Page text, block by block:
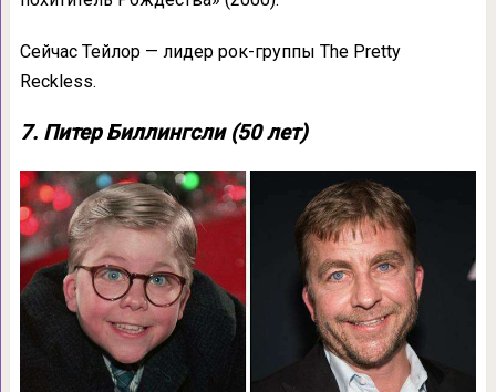
Сейчас Тейлор — лидер рок-группы The Pretty
Reckless.
7. Питер Биллингсли (50 лет)